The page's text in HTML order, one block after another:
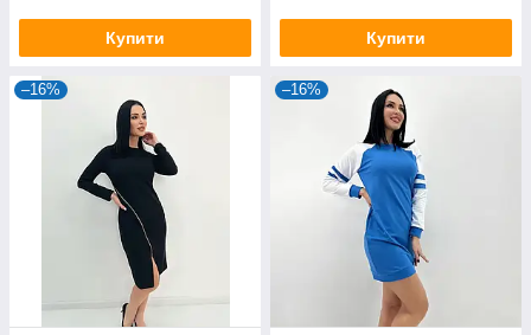
Купити Купити
–16% –16%